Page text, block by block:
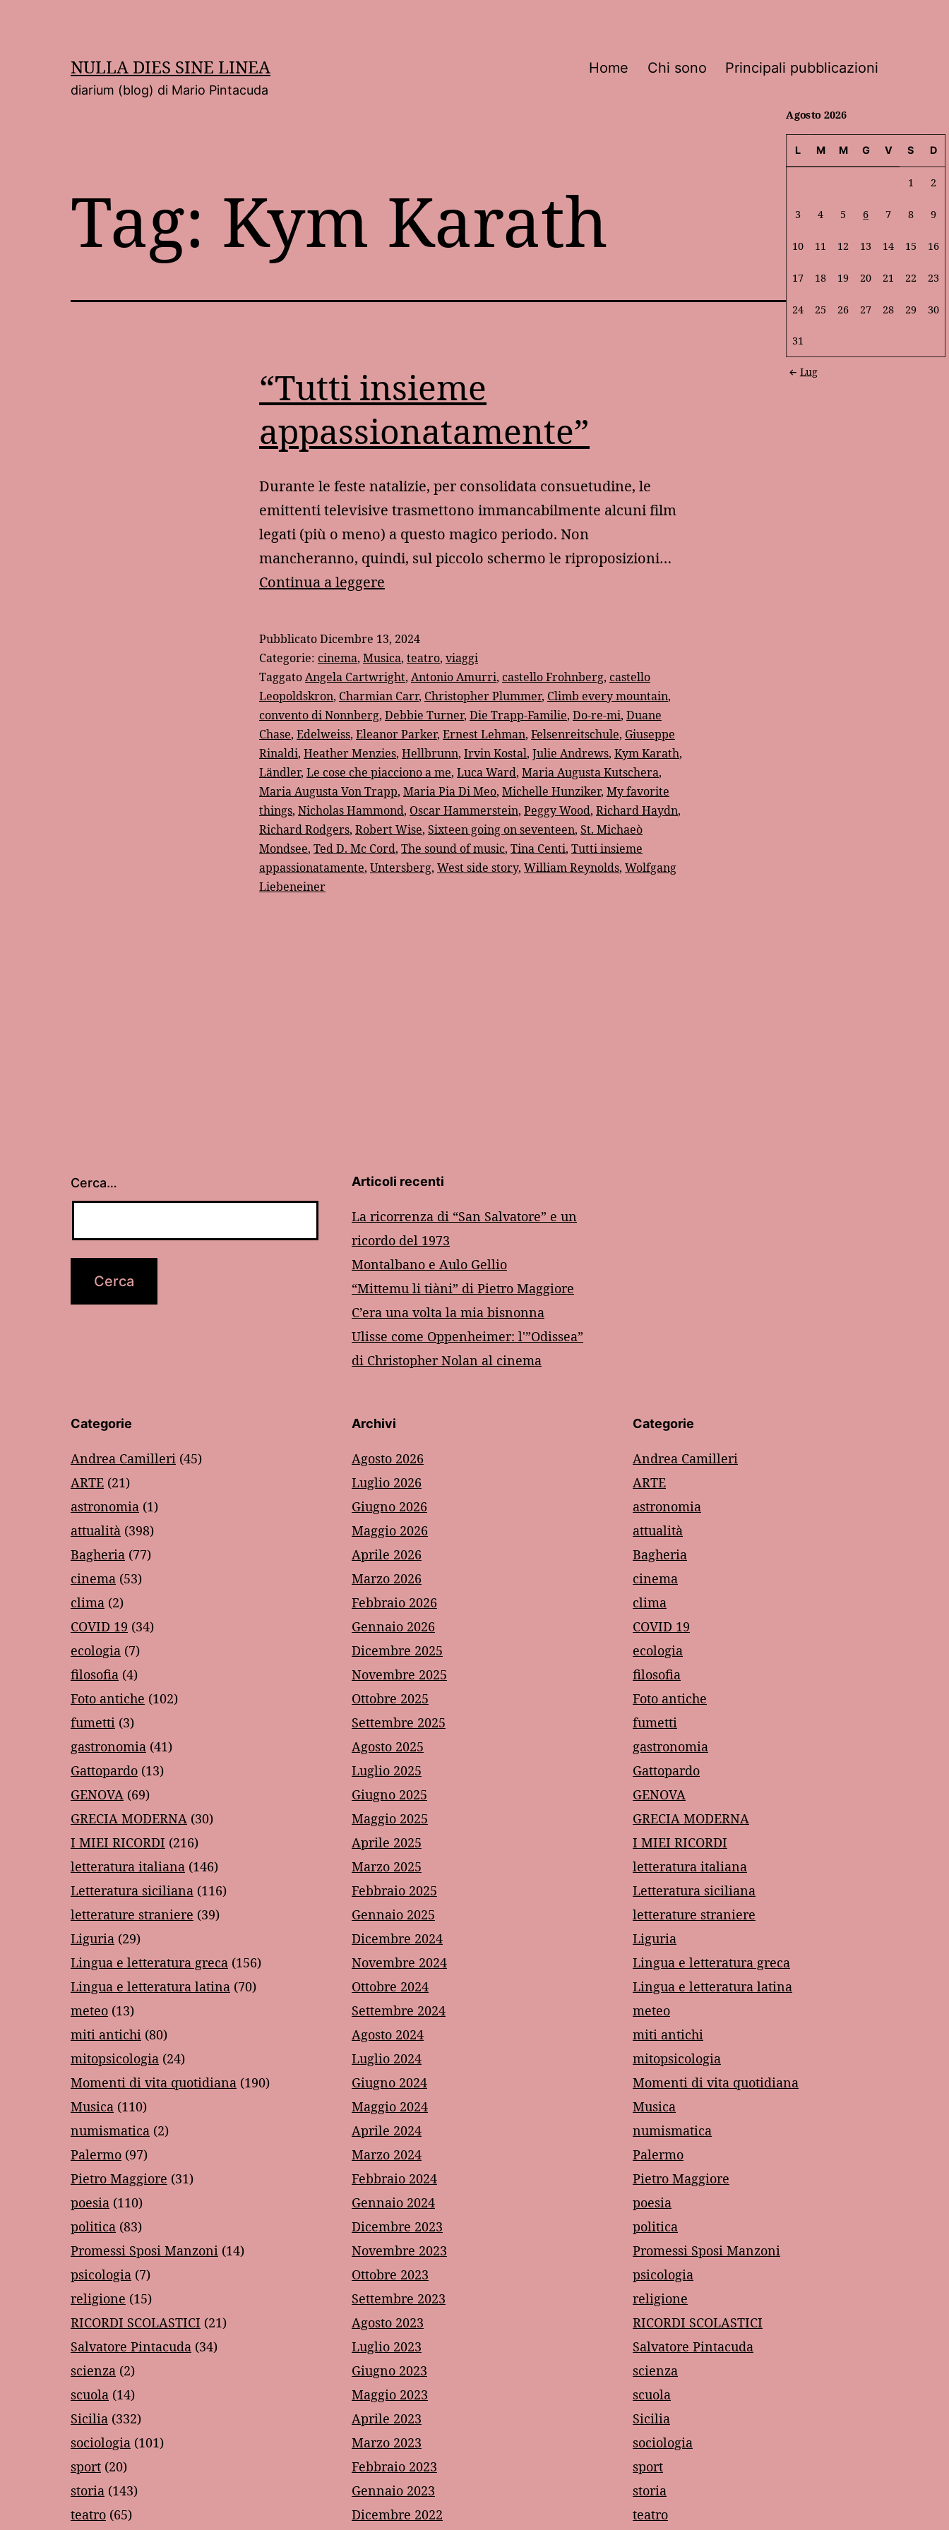
NULLA DIES SINE LINEA
diarium (blog) di Mario Pintacuda
Home Chi sono Principali pubblicazioni
Tag: Kym Karath
“Tutti insieme
appassionatamente”
Durante le feste natalizie, per consolidata consuetudine, le
emittenti televisive trasmettono immancabilmente alcuni film
legati (più o meno) a questo magico periodo. Non
mancheranno, quindi, sul piccolo schermo le riproposizioni…
Continua a leggere
PubblicatoDicembre 13, 2024
Categorie: cinema, Musica, teatro, viaggi
TaggatoAngela Cartwright, Antonio Amurri, castello Frohnberg, castello
Leopoldskron, Charmian Carr, Christopher Plummer, Climb every mountain,
convento di Nonnberg, Debbie Turner, Die Trapp-Familie, Do-re-mi, Duane
Chase, Edelweiss, Eleanor Parker, Ernest Lehman, Felsenreitschule, Giuseppe
Rinaldi, Heather Menzies, Hellbrunn, Irvin Kostal, Julie Andrews, Kym Karath,
Ländler, Le cose che piacciono a me, Luca Ward, Maria Augusta Kutschera,
Maria Augusta Von Trapp, Maria Pia Di Meo, Michelle Hunziker, My favorite
things, Nicholas Hammond, Oscar Hammerstein, Peggy Wood, Richard Haydn,
Richard Rodgers, Robert Wise, Sixteen going on seventeen, St. Michaeò
Mondsee, Ted D. Mc Cord, The sound of music, Tina Centi, Tutti insieme
appassionatamente, Untersberg, West side story, William Reynolds, Wolfgang
Liebeneiner
Cerca… Articoli recenti
La ricorrenza di “San Salvatore” e un
ricordo del 1973
Montalbano e Aulo Gellio
“Mittemu li tiàni” di Pietro Maggiore
C’era una volta la mia bisnonna
Ulisse come Oppenheimer: l'”Odissea”
di Christopher Nolan al cinema
Agosto 2026
L M M G V S D
1 2
3 4 5 6 7 8 9
10 11 12 13 14 15 16
17 18 19 20 21 22 23
24 25 26 27 28 29 30
31
Lug
Categorie
Andrea Camilleri (45)
ARTE (21)
astronomia (1)
attualità (398)
Bagheria (77)
cinema (53)
clima (2)
COVID 19 (34)
ecologia (7)
filosofia (4)
Foto antiche (102)
fumetti (3)
gastronomia (41)
Gattopardo (13)
GENOVA (69)
GRECIA MODERNA (30)
I MIEI RICORDI (216)
letteratura italiana (146)
Letteratura siciliana (116)
letterature straniere (39)
Liguria (29)
Lingua e letteratura greca (156)
Lingua e letteratura latina (70)
meteo (13)
miti antichi (80)
mitopsicologia (24)
Momenti di vita quotidiana (190)
Musica (110)
numismatica (2)
Palermo (97)
Pietro Maggiore (31)
poesia (110)
politica (83)
Promessi Sposi Manzoni (14)
psicologia (7)
religione (15)
RICORDI SCOLASTICI (21)
Salvatore Pintacuda (34)
scienza (2)
scuola (14)
Sicilia (332)
sociologia (101)
sport (20)
storia (143)
teatro (65)
Archivi
Agosto 2026
Luglio 2026
Giugno 2026
Maggio 2026
Aprile 2026
Marzo 2026
Febbraio 2026
Gennaio 2026
Dicembre 2025
Novembre 2025
Ottobre 2025
Settembre 2025
Agosto 2025
Luglio 2025
Giugno 2025
Maggio 2025
Aprile 2025
Marzo 2025
Febbraio 2025
Gennaio 2025
Dicembre 2024
Novembre 2024
Ottobre 2024
Settembre 2024
Agosto 2024
Luglio 2024
Giugno 2024
Maggio 2024
Aprile 2024
Marzo 2024
Febbraio 2024
Gennaio 2024
Dicembre 2023
Novembre 2023
Ottobre 2023
Settembre 2023
Agosto 2023
Luglio 2023
Giugno 2023
Maggio 2023
Aprile 2023
Marzo 2023
Febbraio 2023
Gennaio 2023
Dicembre 2022
Categorie
Andrea Camilleri
ARTE
astronomia
attualità
Bagheria
cinema
clima
COVID 19
ecologia
filosofia
Foto antiche
fumetti
gastronomia
Gattopardo
GENOVA
GRECIA MODERNA
I MIEI RICORDI
letteratura italiana
Letteratura siciliana
letterature straniere
Liguria
Lingua e letteratura greca
Lingua e letteratura latina
meteo
miti antichi
mitopsicologia
Momenti di vita quotidiana
Musica
numismatica
Palermo
Pietro Maggiore
poesia
politica
Promessi Sposi Manzoni
psicologia
religione
RICORDI SCOLASTICI
Salvatore Pintacuda
scienza
scuola
Sicilia
sociologia
sport
storia
teatro